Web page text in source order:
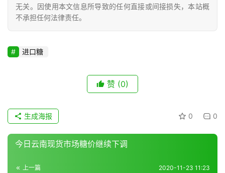
现
报
专
题
区
无关。因使用本文信息所导致的任何直接或间接损失，本站概
不承担任何法律责任。
进口糖
赞 (0)
0 0
生成海报
今日云南现货市场糖价继续下调
上一篇 2020-11-23 11:23